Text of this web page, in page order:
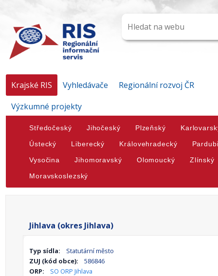
Krajské RIS Vyhledávače
Regionální rozvoj ČR
Výzkumné projekty
Středočeský Jihočeský Plzeňský
Ústecký Liberecký Královehradecký
Vysočina Jihomoravský Olomoucký Zlínský
Moravskoslezský
Jihlava (okres Jihlava)
Typ sídla:
Statutární město
ZUJ (kód obce):
586846
ORP:
SO ORP Jihlava